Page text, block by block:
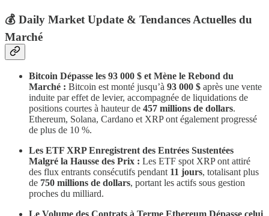
​💰 Daily Market Update & Tendances Actuelles du
Marché
Bitcoin Dépasse les 93 000 $ et Mène le Rebond du
Marché : Bitcoin est monté jusqu’à 93 000 $ après une vente
induite par effet de levier, accompagnée de liquidations de
positions courtes à hauteur de 457 millions de dollars.
Ethereum, Solana, Cardano et XRP ont également progressé
de plus de 10 %.
Les ETF XRP Enregistrent des Entrées Sustentées
Malgré la Hausse des Prix : Les ETF spot XRP ont attiré
des flux entrants consécutifs pendant 11 jours, totalisant plus
de 750 millions de dollars, portant les actifs sous gestion
proches du milliard.